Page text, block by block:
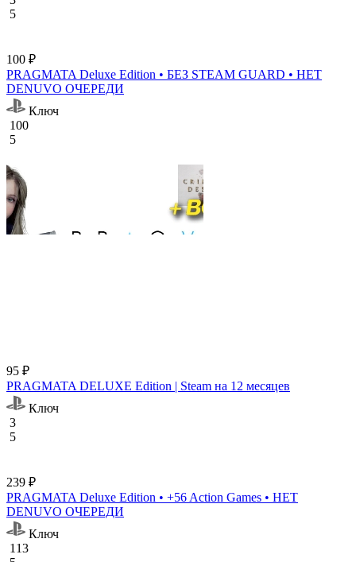
5
100 ₽
PRAGMATA Deluxe Edition • БЕЗ STEAM GUARD • НЕТ
DENUVO ОЧЕРЕДИ
Ключ
100
5
95 ₽
PRAGMATA DELUXE Edition | Steam на 12 месяцев
Ключ
3
5
239 ₽
PRAGMATA Deluxe Edition • +56 Action Games • НЕТ
DENUVO ОЧЕРЕДИ
Ключ
113